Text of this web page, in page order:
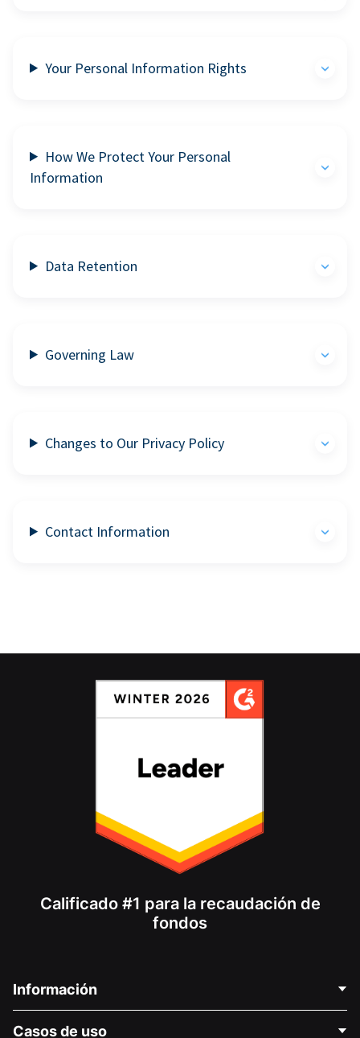
Your Personal Information Rights
How We Protect Your Personal
Information
Data Retention
Governing Law
Changes to Our Privacy Policy
Contact Information
Calificado #1 para la recaudación de
fondos
Información
Casos de uso